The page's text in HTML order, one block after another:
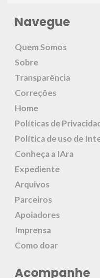
Navegue
Quem Somos
Sobre
Transparência
Correções
Home
Políticas de
Política de uso de
Conheça a IAra
Expediente
Arquivos
Parceiros
Apoiadores
Imprensa
Como doar
Acompanhe